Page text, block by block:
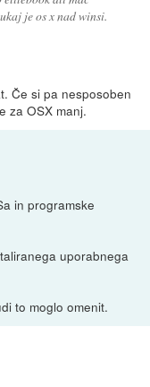
je os x nad winsi.
Če si pa nesposoben
za OSX manj.
in programske
uporabnega
to moglo omenit.